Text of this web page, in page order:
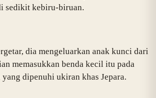
sedikit kebiru-biruan.
dia mengeluarkan anak kunci dari
memasukkan benda kecil itu pada
dipenuhi ukiran khas Jepara.